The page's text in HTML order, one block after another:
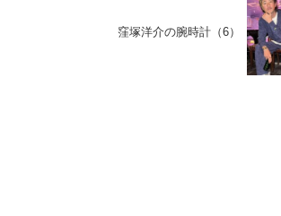
窪塚洋介の腕時計（6）